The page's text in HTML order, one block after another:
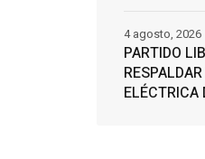
PARTIDO
ELÉCTRICA
4 agosto, 2026